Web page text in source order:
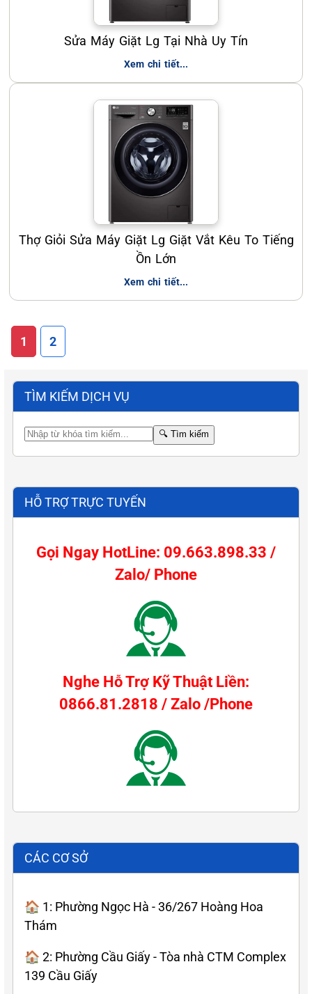
Sửa Máy Giặt Lg Tại Nhà Uy Tín
Xem chi tiết...
Thợ Giỏi Sửa Máy Giặt Lg Giặt Vắt Kêu To Tiếng
Ồn Lớn
Xem chi tiết...
1 2
TÌM KIẾM DỊCH VỤ
🔍 Tìm kiếm
HỖ TRỢ TRỰC TUYẾN
Gọi Ngay HotLine: 09.663.898.33 /
Zalo/ Phone
Nghe Hỗ Trợ Kỹ Thuật Liền:
0866.81.2818 / Zalo /Phone
CÁC CƠ SỞ
🏠 1: Phường Ngọc Hà - 36/267 Hoàng Hoa
Thám
🏠 2: Phường Cầu Giấy - Tòa nhà CTM Complex
139 Cầu Giấy